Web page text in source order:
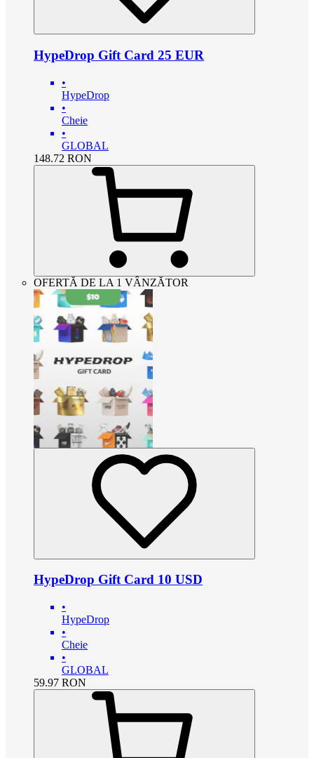
HypeDrop Gift Card 25 EUR
•
HypeDrop
•
Cheie
•
GLOBAL
148.72 RON
OFERTĂ DE LA 1 VÂNZĂTOR
HypeDrop Gift Card 10 USD
•
HypeDrop
•
Cheie
•
GLOBAL
59.97 RON